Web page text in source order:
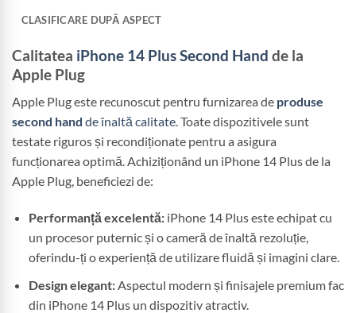
CLASIFICARE DUPĂ ASPECT
Calitatea iPhone 14 Plus Second Hand de la
Apple Plug
Apple Plug este recunoscut pentru furnizarea de produse
second hand de înaltă calitate. Toate dispozitivele sunt
testate riguros și recondiționate pentru a asigura
funcționarea optimă. Achiziționând un iPhone 14 Plus de la
Apple Plug, beneficiezi de:
Performanță excelentă:iPhone 14 Plus este echipat cu
un procesor puternic și o cameră de înaltă rezoluție,
oferindu-ți o experiență de utilizare fluidă și imagini clare.
Design elegant:Aspectul modern și finisajele premium fac
din iPhone 14 Plus un dispozitiv atractiv.